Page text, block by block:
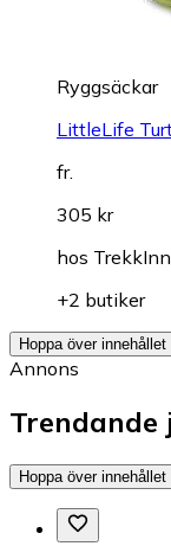
Ryggsäckar
LittleLife
fr.
305 kr
hos TrekkInn
+2 butiker
Hoppa över innehållet
Annons
Trendande
Hoppa över innehållet